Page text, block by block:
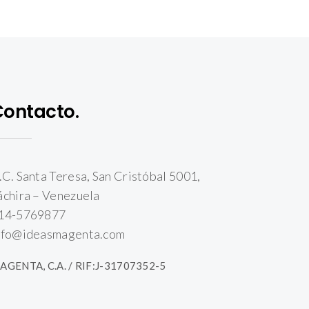
Santa Teresa, San Cristóbal 5001,
– Venezuela
5769877
C.A. / RIF:J-31707352-5